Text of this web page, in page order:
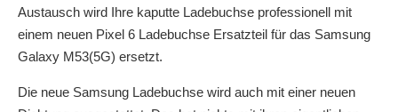
Austausch wird Ihre kaputte Ladebuchse professionell mit
einem neuen Pixel 6 Ladebuchse Ersatzteil für das Samsung
Galaxy M53(5G) ersetzt.
Die neue Samsung Ladebuchse wird auch mit einer neuen